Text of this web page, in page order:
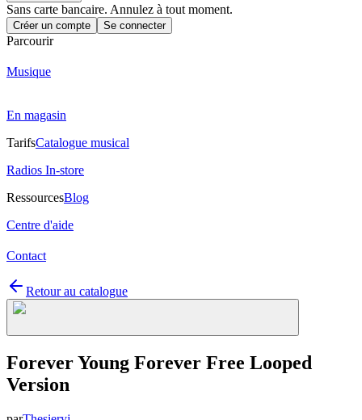
Sans carte bancaire. Annulez à tout moment.
Créer un compte Se connecter
Parcourir
Musique
En magasin
TarifsCatalogue musical
Radios In-store
RessourcesBlog
Centre d'aide
Contact
Retour au catalogue
Forever Young Forever Free Looped
Version